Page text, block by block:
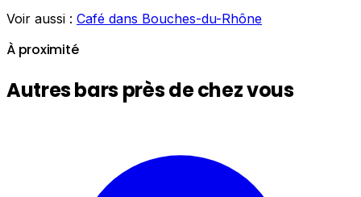
Voir aussi : Café dans Bouches-du-Rhône
À proximité
Autres bars près de chez vous